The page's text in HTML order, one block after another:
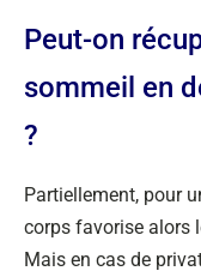
Peut-on
sommeil en
?
Partiellement, pour
corps favorise alors
Mais en cas de